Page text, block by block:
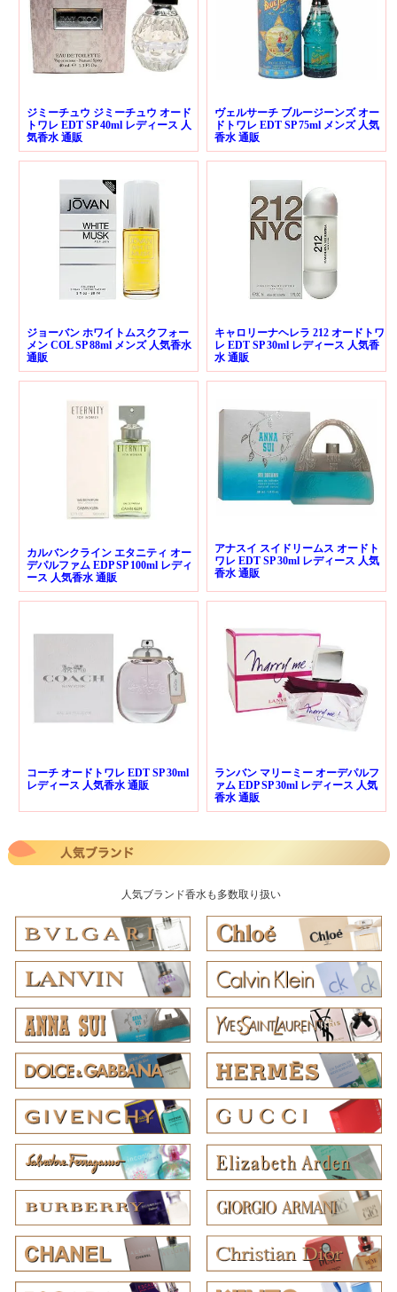
ジミーチュウ ジミーチュウ オード
トワレ EDT SP 40ml レディース 人
気香水 通販
ヴェルサーチ ブルージーンズ オー
ドトワレ EDT SP 75ml メンズ 人気
香水 通販
ジョーバン ホワイトムスクフォー
メン COL SP 88ml メンズ 人気香水
通販
キャロリーナヘレラ 212 オードトワ
レ EDT SP 30ml レディース 人気香
水 通販
カルバンクライン エタニティ オー
デパルファム EDP SP 100ml レディ
ース 人気香水 通販
アナスイ スイドリームス オードト
ワレ EDT SP 30ml レディース 人気
香水 通販
コーチ オードトワレ EDT SP 30ml
レディース 人気香水 通販
ランバン マリーミー オーデパルフ
ァム EDP SP 30ml レディース 人気
香水 通販
人気ブランド香水も多数取り扱い